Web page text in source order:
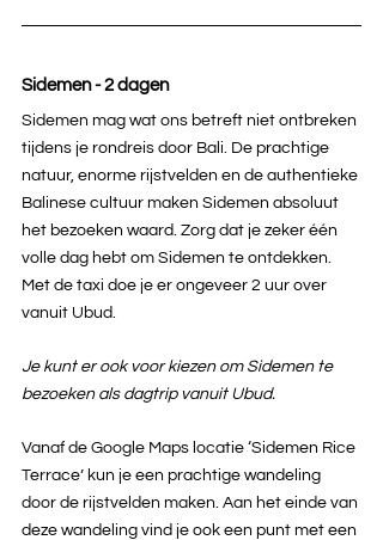
Sidemen - 2 dagen
Sidemen mag wat ons betreft niet ontbreken
tijdens je rondreis door Bali. De prachtige
natuur, enorme rijstvelden en de authentieke
Balinese cultuur maken Sidemen absoluut
het bezoeken waard. Zorg dat je zeker één
volle dag hebt om Sidemen te ontdekken.
Met de taxi doe je er ongeveer 2 uur over
vanuit Ubud.
Je kunt er ook voor kiezen om Sidemen te
bezoeken als dagtrip vanuit Ubud.
Vanaf de Google Maps locatie ‘Sidemen Rice
Terrace’ kun je een prachtige wandeling
door de rijstvelden maken. Aan het einde van
deze wandeling vind je ook een punt met een